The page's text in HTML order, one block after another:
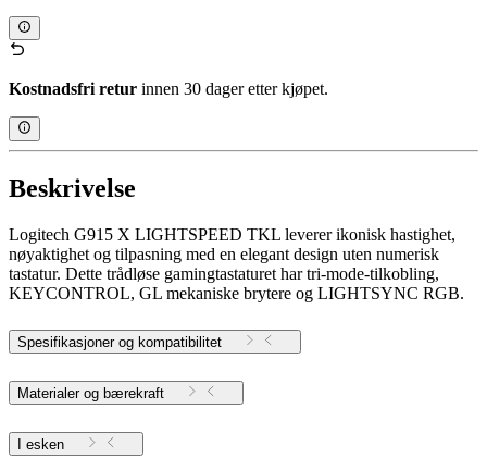
Kostnadsfri retur innen 30 dager etter kjøpet.
Beskrivelse
Logitech G915 X LIGHTSPEED TKL leverer ikonisk hastighet,
nøyaktighet og tilpasning med en elegant design uten numerisk
tastatur. Dette trådløse gamingtastaturet har tri-mode-tilkobling,
KEYCONTROL, GL mekaniske brytere og LIGHTSYNC RGB.
Spesifikasjoner og kompatibilitet
Materialer og bærekraft
I esken